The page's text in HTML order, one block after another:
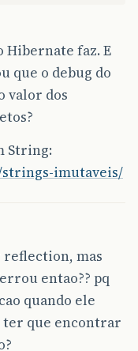
Hibernate faz. E
que o debug do
valor dos
String:
imutaveis/
reflection, mas
entao?? pq
quando ele
que encontrar